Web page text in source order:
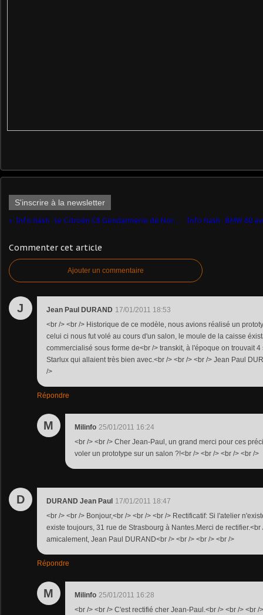
S'inscrire à la newsletter
Info flash : le Citroën C8 Gendarmerie de Norev est dispo
Commenter cet article
Ajouter un commentaire
J Jean Paul DURAND 17/01/2011 18:53
<br /> <br /> Historique de ce modèle, nous avions réalisé un
celui ci nous fut volé au cours d'un salon, le moule de la caisse
commercialisé sous forme de<br /> transkit, à l'époque on trouvait
Starlux qui allaient très bien avec.<br /> <br /> <br /> Jean Paul
/>
Répondre
M Milinfo 25/01/2011 16:24
<br /> <br /> Cher Jean-Paul, un grand merci pour ces
voler un prototype sur un salon ?!<br /> <br /> <br /> <br />
D DURAND Jean Paul 17/01/2011 18:47
<br /> <br /> Bonjour,<br /> <br /> <br /> Rectificatif: Si l'atelier
existe toujours, 31 rue de Strasbourg à Nantes.Merci de rectifier.<br
amicalement, Jean Paul DURAND<br /> <br /> <br /> <br />
Répondre
M Milinfo 25/01/2011 16:28
<br /> <br /> C'est rectifié cher Jean-Paul.<br /> <br /> <br